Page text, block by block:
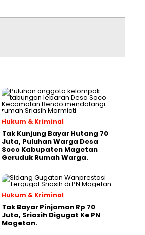
Hukum & Kriminal
Tak Kunjung Bayar Hutang 70
Juta, Puluhan Warga Desa
Soco Kabupaten Magetan
Geruduk Rumah Warga.
Hukum & Kriminal
Tak Bayar Pinjaman Rp 70
Juta, Sriasih Digugat Ke PN
Magetan.